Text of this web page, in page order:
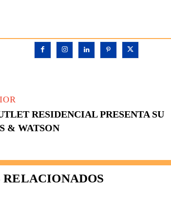
RESIDENCIAL PRESENTA SU
& WATSON
RELACIONADOS